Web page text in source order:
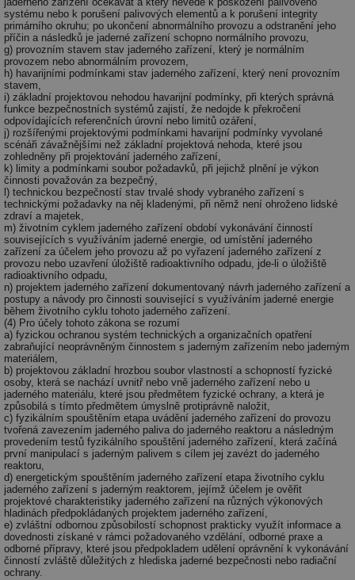
systému nebo k porušení palivových elementů a k porušení integrity
primárního okruhu; po ukončení abnormálního provozu a odstranění jeho
příčin a následků je jaderné zařízení schopno normálního provozu,
g) provozním stavem stav jaderného zařízení, který je normálním
provozem nebo abnormálním provozem,
h) havarijními podmínkami stav jaderného zařízení, který není provozním
stavem,
i) základní projektovou nehodou havarijní podmínky, při kterých správná
funkce bezpečnostních systémů zajistí, že nedojde k překročení
odpovídajících referenčních úrovní nebo limitů ozáření,
j) rozšířenými projektovými podmínkami havarijní podmínky vyvolané
scénáři závažnějšími než základní projektová nehoda, které jsou
zohledněny při projektování jaderného zařízení,
k) limity a podmínkami soubor požadavků, při jejichž plnění je výkon
činnosti považován za bezpečný,
l) technickou bezpečností stav trvalé shody vybraného zařízení s
technickými požadavky na něj kladenými, při němž není ohroženo lidské
zdraví a majetek,
m) životním cyklem jaderného zařízení období vykonávání činností
souvisejících s využíváním jaderné energie, od umístění jaderného
zařízení za účelem jeho provozu až po vyřazení jaderného zařízení z
provozu nebo uzavření úložiště radioaktivního odpadu, jde-li o úložiště
radioaktivního odpadu,
n) projektem jaderného zařízení dokumentovaný návrh jaderného zařízení a
postupy a návody pro činnosti související s využíváním jaderné energie
během životního cyklu tohoto jaderného zařízení.
(4) Pro účely tohoto zákona se rozumí
a) fyzickou ochranou systém technických a organizačních opatření
zabraňující neoprávněným činnostem s jaderným zařízením nebo jaderným
materiálem,
b) projektovou základní hrozbou soubor vlastností a schopností fyzické
osoby, která se nachází uvnitř nebo vně jaderného zařízení nebo u
jaderného materiálu, které jsou předmětem fyzické ochrany, a která je
způsobilá s tímto předmětem úmyslně protiprávně naložit,
c) fyzikálním spouštěním etapa uvádění jaderného zařízení do provozu
tvořená zavezením jaderného paliva do jaderného reaktoru a následným
provedením testů fyzikálního spouštění jaderného zařízení, která začíná
první manipulací s jaderným palivem s cílem jej zavézt do jaderného
reaktoru,
d) energetickým spouštěním jaderného zařízení etapa životního cyklu
jaderného zařízení s jaderným reaktorem, jejímž účelem je ověřit
projektové charakteristiky jaderného zařízení na různých výkonových
hladinách předpokládaných projektem jaderného zařízení,
e) zvláštní odbornou způsobilostí schopnost prakticky využít informace a
dovednosti získané v rámci požadovaného vzdělání, odborné praxe a
odborné přípravy, které jsou předpokladem udělení oprávnění k vykonávání
činností zvláště důležitých z hlediska jaderné bezpečnosti nebo radiační
ochrany.